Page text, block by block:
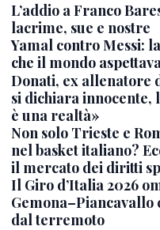
L’addio a Franco
lacrime, sue e nostre
Yamal contro Messi:
che il mondo
Donati, ex allenatore
si dichiara innocente,
è una realtà»
Non solo Trieste e
nel basket italiano?
il mercato dei diritti
Il Giro d’Italia 2026
Gemona–Piancavallo
dal terremoto